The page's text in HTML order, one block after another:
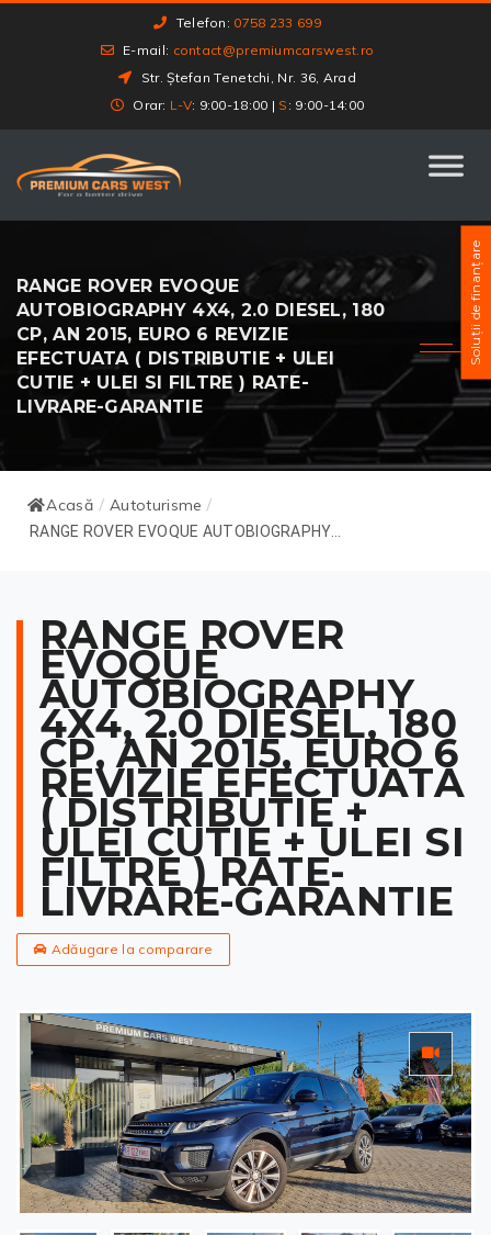
Telefon: 0758 233 699
E-mail: contact@premiumcarswest.ro
Str. Ștefan Tenetchi, Nr. 36, Arad
Orar: L-V: 9:00-18:00 | S : 9:00-14:00
RANGE ROVER EVOQUE
AUTOBIOGRAPHY 4X4, 2.0 DIESEL, 180
CP, AN 2015, EURO 6 REVIZIE
EFECTUATA ( DISTRIBUTIE + ULEI
CUTIE + ULEI SI FILTRE ) RATE-
LIVRARE-GARANTIE
Acasă / Autoturisme /
RANGE ROVER EVOQUE AUTOBIOGRAPHY...
RANGE ROVER
EVOQUE
AUTOBIOGRAPHY
4X4, 2.0 DIESEL, 180
CP, AN 2015, EURO 6
REVIZIE EFECTUATA
( DISTRIBUTIE +
ULEI CUTIE + ULEI SI
FILTRE ) RATE-
LIVRARE-GARANTIE
Adăugare la comparare
Soluții de finanțare